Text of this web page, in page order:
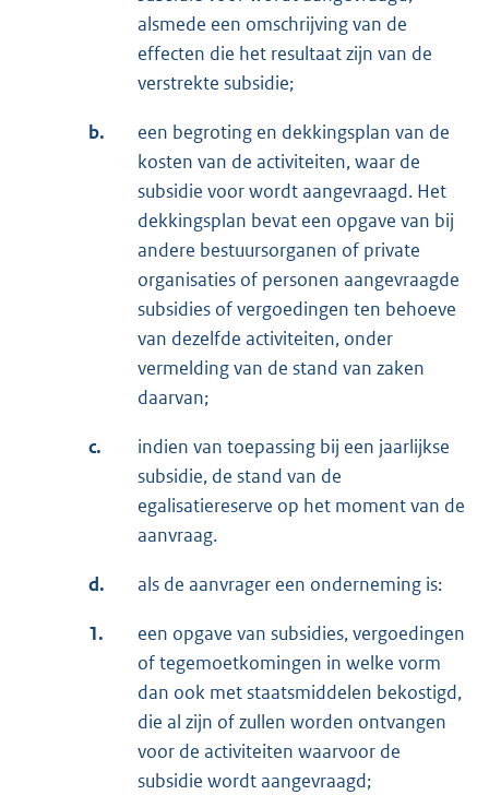
alsmede een omschrijving van de
effecten die het resultaat zijn van de
verstrekte subsidie;
b.
een begroting en dekkingsplan van de
kosten van de activiteiten, waar de
subsidie voor wordt aangevraagd. Het
dekkingsplan bevat een opgave van bij
andere bestuursorganen of private
organisaties of personen aangevraagde
subsidies of vergoedingen ten behoeve
van dezelfde activiteiten, onder
vermelding van de stand van zaken
daarvan;
c.
indien van toepassing bij een jaarlijkse
subsidie, de stand van de
egalisatiereserve op het moment van de
aanvraag.
d. als de aanvrager een onderneming is:
1.
een opgave van subsidies, vergoedingen
of tegemoetkomingen in welke vorm
dan ook met staatsmiddelen bekostigd,
die al zijn of zullen worden ontvangen
voor de activiteiten waarvoor de
subsidie wordt aangevraagd;